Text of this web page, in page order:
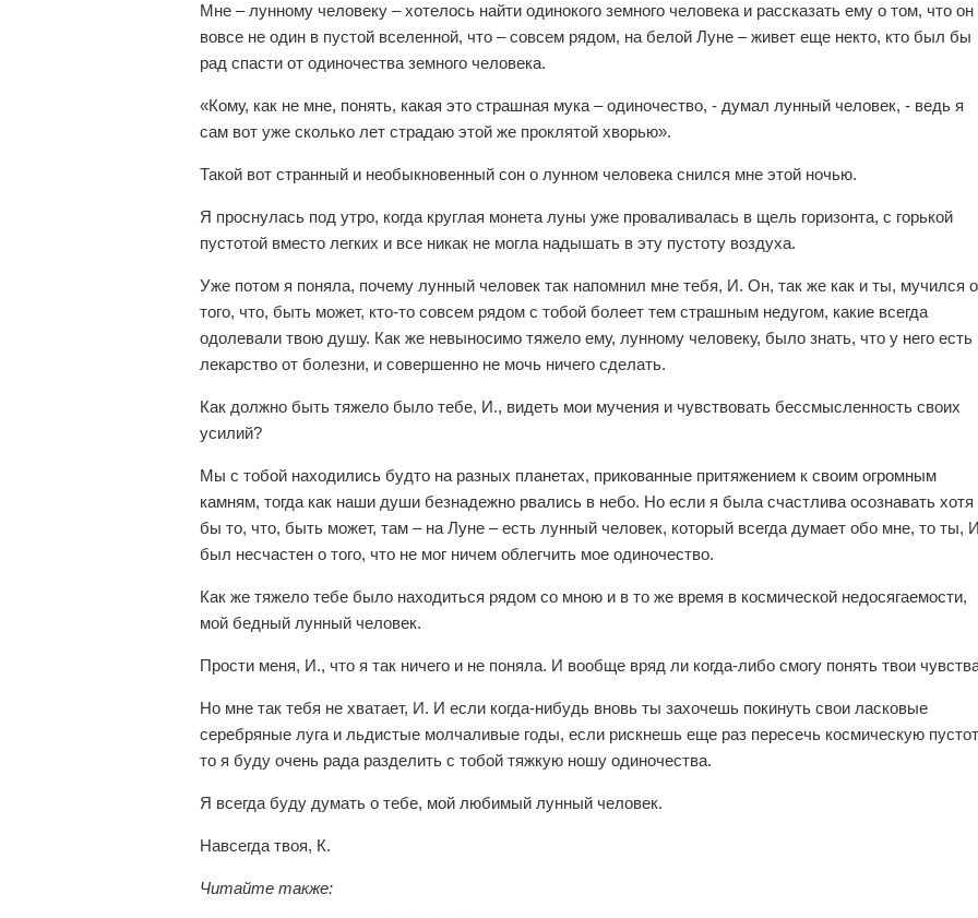
Мне – лунному человеку – хотелось найти одинокого земного человека и рассказать ему о том, что он
вовсе не один в пустой вселенной, что – совсем рядом, на белой Луне – живет еще некто, кто был бы
рад спасти от одиночества земного человека.
«Кому, как не мне, понять, какая это страшная мука – одиночество, - думал лунный человек, - ведь я
сам вот уже сколько лет страдаю этой же проклятой хворью».
Такой вот странный и необыкновенный сон о лунном человека снился мне этой ночью.
Я проснулась под утро, когда круглая монета луны уже проваливалась в щель горизонта, с горькой
пустотой вместо легких и все никак не могла надышать в эту пустоту воздуха.
Уже потом я поняла, почему лунный человек так напомнил мне тебя, И. Он, так же как и ты, мучился
того, что, быть может, кто-то совсем рядом с тобой болеет тем страшным недугом, какие всегда
одолевали твою душу. Как же невыносимо тяжело ему, лунному человеку, было знать, что у него есть
лекарство от болезни, и совершенно не мочь ничего сделать.
Как должно быть тяжело было тебе, И., видеть мои мучения и чувствовать бессмысленность своих
усилий?
Мы с тобой находились будто на разных планетах, прикованные притяжением к своим огромным
камням, тогда как наши души безнадежно рвались в небо. Но если я была счастлива осознавать хотя
бы то, что, быть может, там – на Луне – есть лунный человек, который всегда думает обо мне, то ты,
был несчастен о того, что не мог ничем облегчить мое одиночество.
Как же тяжело тебе было находиться рядом со мною и в то же время в космической недосягаемости,
мой бедный лунный человек.
Прости меня, И., что я так ничего и не поняла. И вообще вряд ли когда-либо смогу понять твои
Но мне так тебя не хватает, И. И если когда-нибудь вновь ты захочешь покинуть свои ласковые
серебряные луга и льдистые молчаливые годы, если рискнешь еще раз пересечь космическую
то я буду очень рада разделить с тобой тяжкую ношу одиночества.
Я всегда буду думать о тебе, мой любимый лунный человек.
Навсегда твоя, К.
Читайте также: